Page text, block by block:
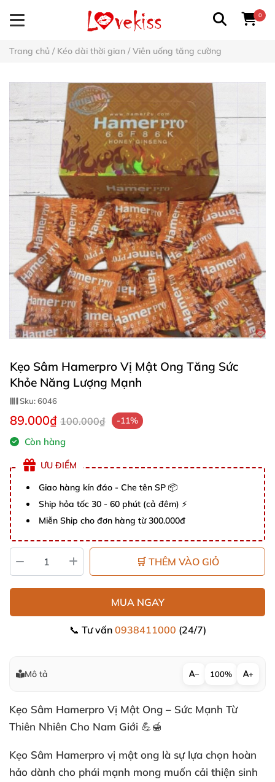
0
Trang chủ / Kéo dài thời gian / Viên uống tăng cường
Kẹo Sâm Hamerpro Vị Mật Ong Tăng Sức
Khỏe Năng Lượng Mạnh
Sku:6046
89.000₫ 100.000₫ -11%
Còn hàng
ƯU ĐIỂM
Giao hàng kín đáo - Che tên SP 📦
Ship hỏa tốc 30 - 60 phút (cả đêm) ⚡
Miễn Ship cho đơn hàng từ 300.000đ
🛒 THÊM VÀO GIỎ
MUA NGAY
📞 Tư vấn 0938411000 (24/7)
Mô tả − 100% +
Kẹo Sâm Hamerpro Vị Mật Ong – Sức Mạnh Từ
Thiên Nhiên Cho Nam Giới 💪🍯
Kẹo Sâm Hamerpro vị mật ong là sự lựa chọn hoàn
hảo dành cho phái mạnh mong muốn cải thiện sinh